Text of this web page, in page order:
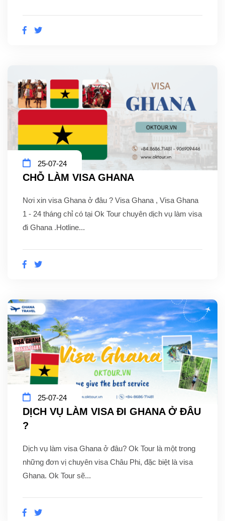
25-07-24
CHỖ LÀM VISA GHANA
Nơi xin visa Ghana ở đâu ? Visa Ghana , Visa Ghana
1 - 24 tháng chỉ có tại Ok Tour chuyên dịch vụ làm visa
đi Ghana .Hotline...
25-07-24
DỊCH VỤ LÀM VISA ĐI GHANA Ở ĐÂU
?
Dịch vụ làm visa Ghana ở đâu? Ok Tour là một trong
những đơn vị chuyên visa Châu Phi, đặc biệt là visa
Ghana. Ok Tour sẽ...